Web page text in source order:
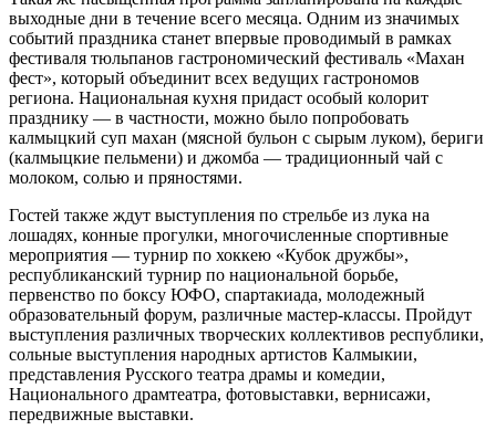
выходные дни в течение всего месяца. Одним из значимых
событий праздника станет впервые проводимый в рамках
фестиваля тюльпанов гастрономический фестиваль «Махан
фест», который объединит всех ведущих гастрономов
региона. Национальная кухня придаст особый колорит
празднику — в частности, можно было попробовать
калмыцкий суп махан (мясной бульон с сырым луком), бериги
(калмыцкие пельмени) и джомба — традиционный чай с
молоком, солью и пряностями.
Гостей также ждут выступления по стрельбе из лука на
лошадях, конные прогулки, многочисленные спортивные
мероприятия — турнир по хоккею «Кубок дружбы»,
республиканский турнир по национальной борьбе,
первенство по боксу ЮФО, спартакиада, молодежный
образовательный форум, различные мастер-классы. Пройдут
выступления различных творческих коллективов республики,
сольные выступления народных артистов Калмыкии,
представления Русского театра драмы и комедии,
Национального драмтеатра, фотовыставки, вернисажи,
передвижные выставки.